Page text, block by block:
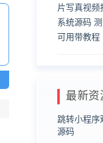
最新资
跳转小程序
源码